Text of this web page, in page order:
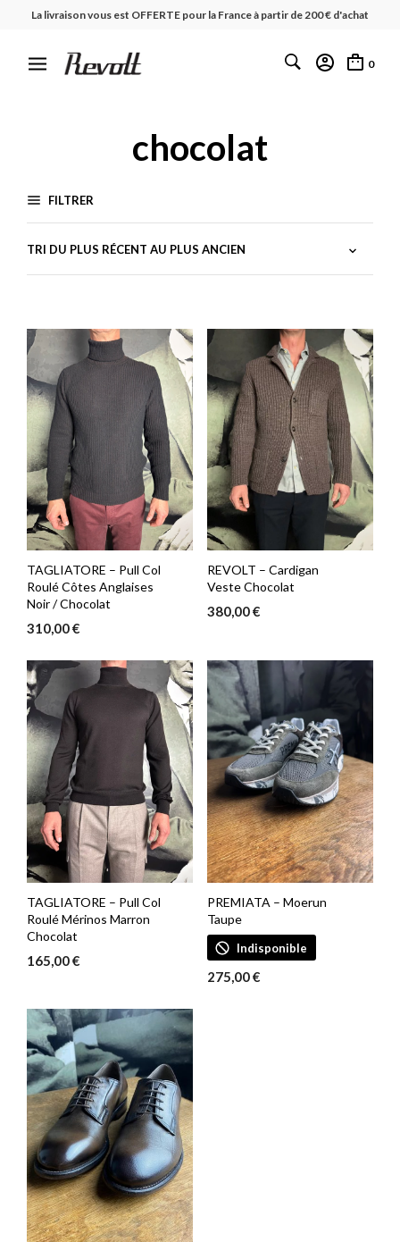
La livraison vous est OFFERTE pour la France à partir de 200 € d'achat
0
chocolat
FILTRER
TAGLIATORE – Pull Col
Roulé Côtes Anglaises
Noir / Chocolat
310,00€
REVOLT – Cardigan
Veste Chocolat
380,00€
TAGLIATORE – Pull Col
Roulé Mérinos Marron
Chocolat
165,00€
PREMIATA – Moerun
Taupe
Indisponible
275,00€